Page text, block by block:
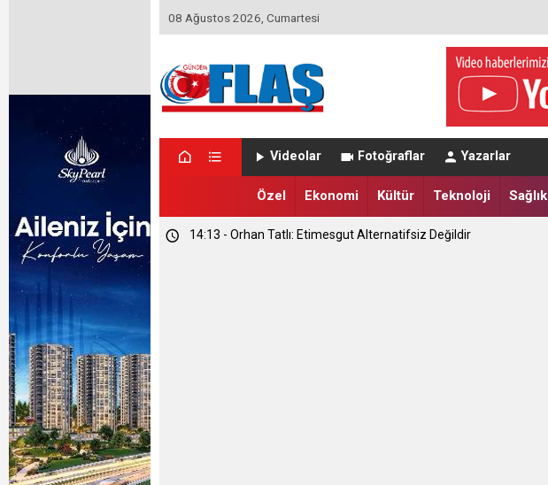
08 Ağustos 2026, Cumartesi
Videolar Fotoğraflar Yazarlar
Özel Ekonomi Kültür Teknoloji Sağlık
14:13 - Orhan Tatlı: Etimesgut Alternatifsiz Değildir